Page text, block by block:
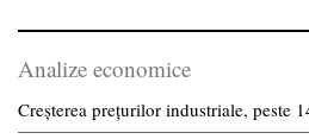
Analize economice
Creșterea prețurilor industriale, peste